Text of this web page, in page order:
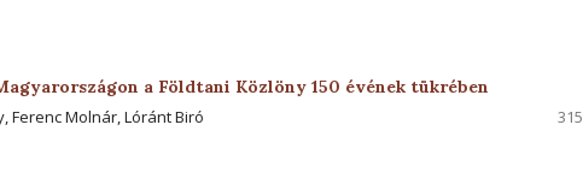
a Földtani Közlöny 150 évének tükrében
Ferenc Molnár, Lóránt Biró
315